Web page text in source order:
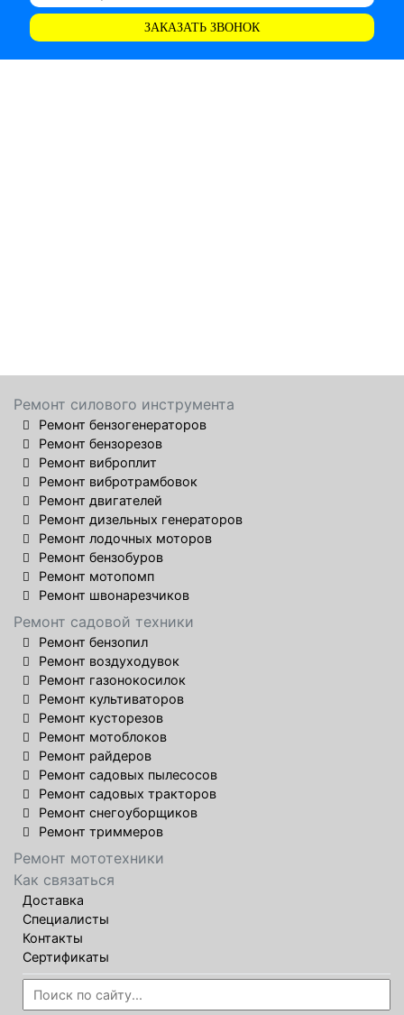
ЗАКАЗАТЬ ЗВОНОК
Ремонт силового инструмента
Ремонт бензогенераторов
Ремонт бензорезов
Ремонт виброплит
Ремонт вибротрамбовок
Ремонт двигателей
Ремонт дизельных генераторов
Ремонт лодочных моторов
Ремонт бензобуров
Ремонт мотопомп
Ремонт швонарезчиков
Ремонт садовой техники
Ремонт бензопил
Ремонт воздуходувок
Ремонт газонокосилок
Ремонт культиваторов
Ремонт кусторезов
Ремонт мотоблоков
Ремонт райдеров
Ремонт садовых пылесосов
Ремонт садовых тракторов
Ремонт снегоуборщиков
Ремонт триммеров
Ремонт мототехники
Как связаться
Доставка
Специалисты
Контакты
Сертификаты